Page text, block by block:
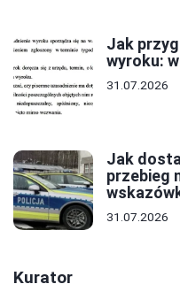
Jak
wyroku:
31.07.2026
Jak
przebieg
31.07.2026
Kurator